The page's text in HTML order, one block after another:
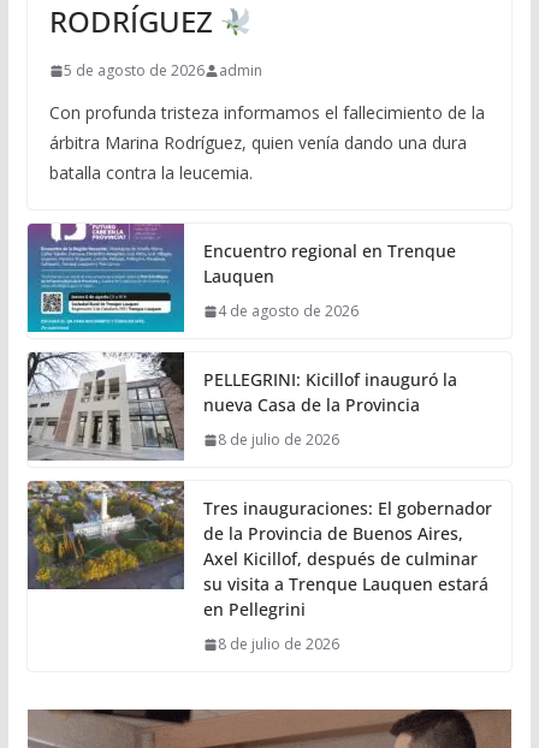
RODRÍGUEZ
5 de agosto de 2026 admin
Con profunda tristeza informamos el fallecimiento de la
árbitra Marina Rodríguez, quien venía dando una dura
batalla contra la leucemia.
Encuentro regional en Trenque
Lauquen
4 de agosto de 2026
PELLEGRINI: Kicillof inauguró la
nueva Casa de la Provincia
8 de julio de 2026
Tres inauguraciones: El gobernador
de la Provincia de Buenos Aires,
Axel Kicillof, después de culminar
su visita a Trenque Lauquen estará
en Pellegrini
8 de julio de 2026